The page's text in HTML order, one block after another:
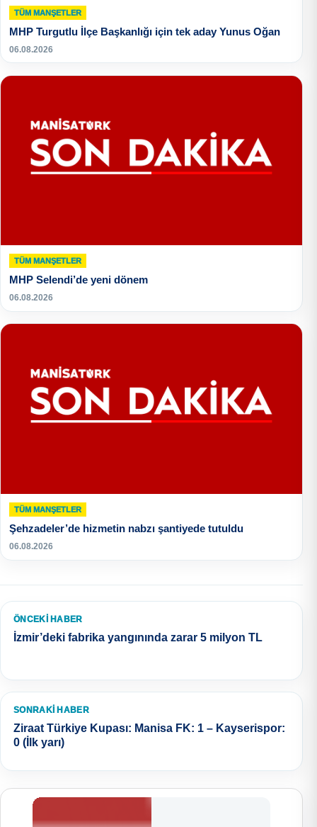
TÜM MANŞETLER
MHP Turgutlu İlçe Başkanlığı için tek aday Yunus Oğan
06.08.2026
TÜM MANŞETLER
MHP Selendi’de yeni dönem
06.08.2026
TÜM MANŞETLER
Şehzadeler’de hizmetin nabzı şantiyede tutuldu
06.08.2026
ÖNCEKI HABER
İzmir’deki fabrika yangınında zarar 5 milyon TL
SONRAKI HABER
Ziraat Türkiye Kupası: Manisa FK: 1 – Kayserispor:
0 (İlk yarı)